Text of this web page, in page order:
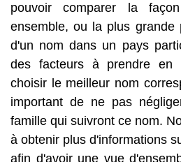
pouvoir comparer la
ensemble, ou la plus grande
d'un nom dans un pays
des facteurs à prendre en
choisir le meilleur nom
important de ne pas
famille qui suivront ce nom.
à obtenir plus d'informations
afin d'avoir une vue